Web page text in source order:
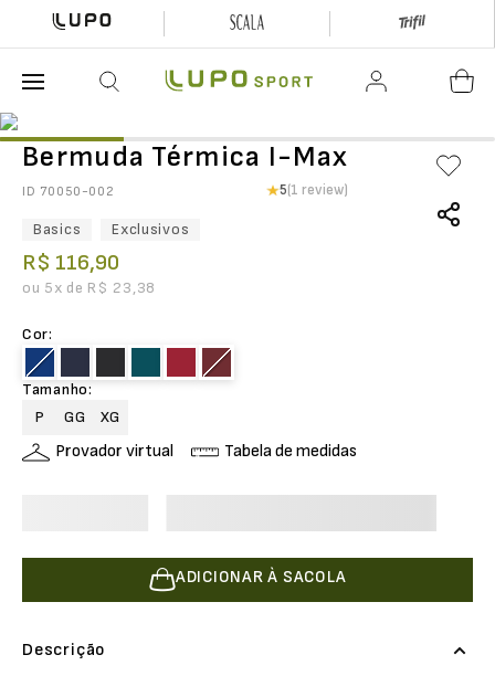
Bermuda Térmica I-Max
ID 70050-002 5(1 review)
Basics Exclusivos
R$ 116,90
ou 5x de R$ 23,38
Cor:
Tamanho:
P
GG XG
Provador virtual Tabela de medidas
ADICIONAR À SACOLA
Descrição